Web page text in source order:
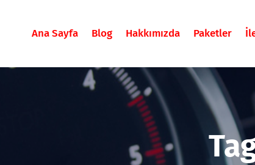
Ana Sayfa Blog Hakkımızda Paketler